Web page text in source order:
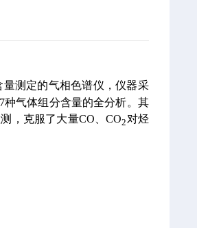
测定的气相色谱仪，仪器采
种气体组分含量的全分析。其
，克服了大量CO、CO2 对烃